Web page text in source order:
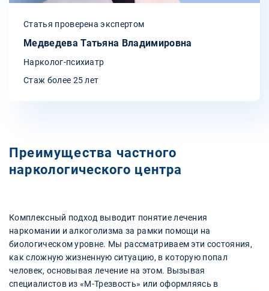
Статья проверена экспертом
Медведева Татьяна Владимировна
Нарколог-психиатр
Стаж более 25 лет
Преимущества частного
наркологического центра
Комплексный подход выводит понятие лечения
наркомании и алкоголизма за рамки помощи на
биологическом уровне. Мы рассматриваем эти состояния,
как сложную жизненную ситуацию, в которую попал
человек, основывая лечение на этом. Вызывая
специалистов из «М-Трезвость» или оформляясь в